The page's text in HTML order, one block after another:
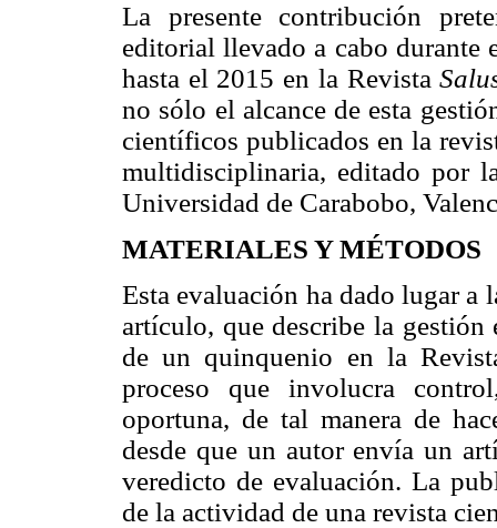
La presente contribución
editorial llevado a cabo durante
hasta el 2015 en la Revista
no sólo el alcance de esta
científicos publicados en la
multidisciplinaria, editado por
Universidad de Carabobo,
MATERIALES Y MÉTODOS
Esta evaluación ha dado lugar a
artículo, que describe la
de un quinquenio en la
proceso que involucra
oportuna, de tal manera de
desde que un autor envía un
veredicto de evaluación. La
de la actividad de una revista